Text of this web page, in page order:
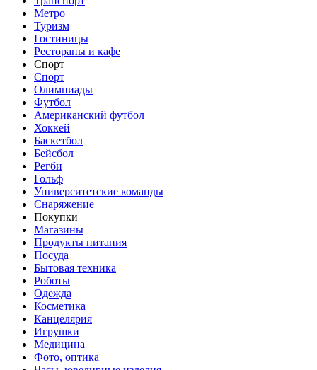
Метро
Туризм
Гостиницы
Рестораны и кафе
Спорт
Спорт
Олимпиады
Футбол
Американский футбол
Хоккей
Баскетбол
Бейсбол
Регби
Гольф
Университетские команды
Снаряжение
Покупки
Магазины
Продукты питания
Посуда
Бытовая техника
Роботы
Одежда
Косметика
Канцелярия
Игрушки
Медицина
Фото, оптика